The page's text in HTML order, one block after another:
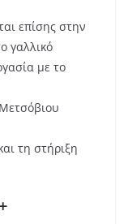
επίσης στην
γαλλικό
με το
τη στήριξη